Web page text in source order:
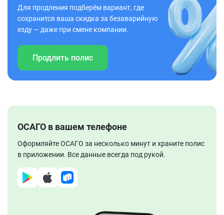
Для продления подберём вариант, где
сохранится ваша скидка за безаварийную
езду — даже при смене компании.
Продлить полис
ОСАГО в вашем телефоне
Оформляйте ОСАГО за несколько минут и храните полис
в приложении. Все данные всегда под рукой.